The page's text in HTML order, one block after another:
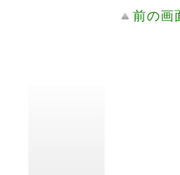
前の画